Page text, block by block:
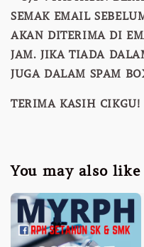
SEMAK EMAIL
AKAN DITERIMA DI
JAM. JIKA TIADA
JUGA DALAM SPAM
TERIMA KASIH CIKGU!
You may also like